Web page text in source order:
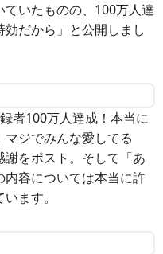
いたものの、100万人達
だから」と公開しまし
者100万人達成！本当に
ジでみんな愛してる
をポスト。そして「あ
容については本当に許
ます。